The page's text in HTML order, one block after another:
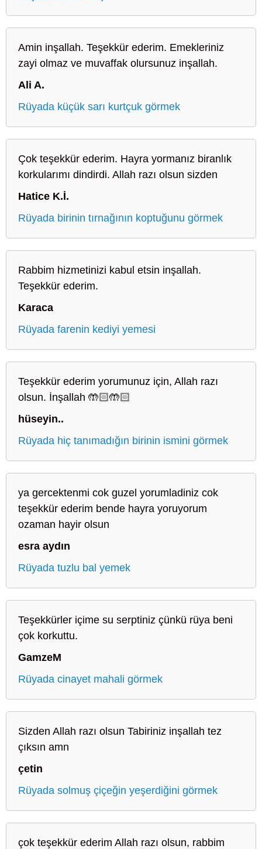
Amin inşallah. Teşekkür ederim. Emekleriniz
zayi olmaz ve muvaffak olursunuz inşallah.
Ali A.
Rüyada küçük sarı kurtçuk görmek
Çok teşekkür ederim. Hayra yormanız biranlık
korkularımı dindirdi. Allah razı olsun sizden
Hatice K.İ.
Rüyada birinin tırnağının koptuğunu görmek
Rabbim hizmetinizi kabul etsin inşallah.
Teşekkür ederim.
Karaca
Rüyada farenin kediyi yemesi
Teşekkür ederim yorumunuz için, Allah razı
olsun. İnşallah 🤲🏻🤲🏻
hüseyin..
Rüyada hiç tanımadığın birinin ismini görmek
ya gercektenmi cok guzel yorumladiniz cok
teşekkür ederim bende hayra yoruyorum
ozaman hayir olsun
esra aydın
Rüyada tuzlu bal yemek
Teşekkürler içime su serptiniz çünkü rüya beni
çok korkuttu.
GamzeM
Rüyada cinayet mahali görmek
Sizden Allah razı olsun Tabiriniz inşallah tez
çıksın amn
çetin
Rüyada solmuş çiçeğin yeşerdiğini görmek
çok teşekkür ederim Allah razı olsun, rabbim